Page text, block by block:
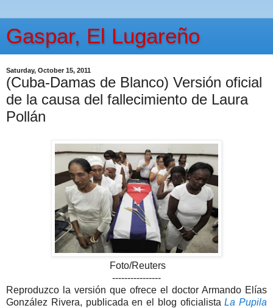
Gaspar, El Lugareño
Saturday, October 15, 2011
(Cuba-Damas de Blanco) Versión oficial
de la causa del fallecimiento de Laura
Pollán
Foto/Reuters
----------------
Reproduzco la versión que ofrece el doctor Armando Elías
González Rivera, publicada en el blog oficialistaLa Pupila